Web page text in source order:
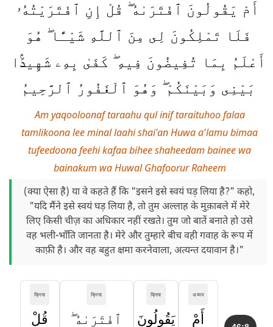
أَمْ يَقُولُونَ ٱفْتَرَىٰهُ ۖ قُلْ إِنِ ٱفْتَرَيْتُهُۥ
فَلَا تَمْلِكُونَ لِى مِنَ ٱللَّهِ شَيْـًٔا ۖ هُوَ
أَعْلَمُ بِمَا تُفِيضُونَ فِيهِ ۖ كَفَىٰ بِهِۦ شَهِيدًۢا
بَيْنِى وَبَيْنَكُمْ ۖ وَهُوَ ٱلْغَفُورُ ٱلرَّحِيمُ
Am yaqooloonaf taraahu qul inif taraituhoo falaa
tamlikoona lee minal laahi shai'an Huwa a'lamu bimaa
tufeedoona feehi kafaa bihee shaheedam bainee wa
bainakum wa Huwal Ghafoorur Raheem
(क्या ऐसा है) या वे कहते हैं कि "इसने इसे स्वयं घड़ लिया है?" कहो,
"यदि मैंने इसे स्वयं घड़ लिया है, तो तुम अल्लाह के मुक़ाबले में मेरे
लिए किसी चीज़ का अधिकार नहीं रखते। तुम जो बातें बनाते हो उसे
वह भली-भाँति जानता है। मेरे और तुम्हारे बीच वही गवाह के रूप में
काफ़ी है। और वह बहुत क्षमा करनेवाला, अत्यन्त दयावान है।"
अव्यय
أَمْ
क्रिया
يَقُولُونَ
क्रिया
ٱفْتَرَىٰهُ ۖ
क्रिया
قُلْ